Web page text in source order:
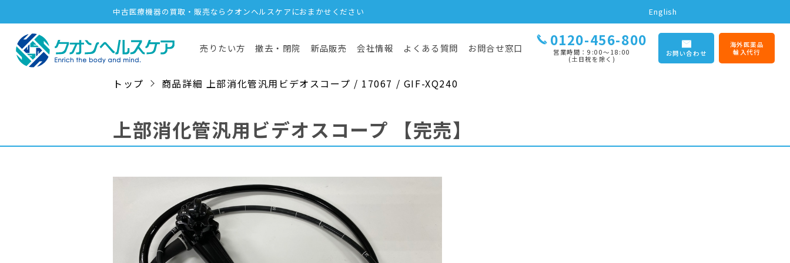
中古医療機器の買取・販売ならクオンヘルスケアにおまかせください English
売りたい方 撤去・閉院 新品販売 会社情報 よくある質問 お問合せ窓口 0120-456-800
営業時間：9:00〜18:00
(土日祝を除く)
お問い合わせ
海外医薬品
輸入代行
トップ 商品詳細 上部消化管汎用ビデオスコープ / 17067 / GIF-XQ240
上部消化管汎用ビデオスコープ 【完売】